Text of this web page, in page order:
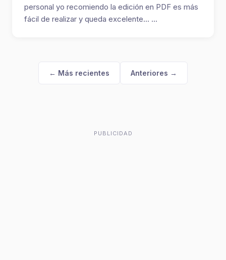
personal yo recomiendo la edición en PDF es más
fácil de realizar y queda excelente... ...
← Más recientes Anteriores →
PUBLICIDAD